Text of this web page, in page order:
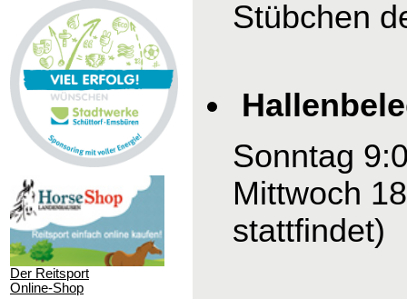
Der Reitsport
Online-Shop
Stübchen
Sonntag
Mittwoch
stattfindet)